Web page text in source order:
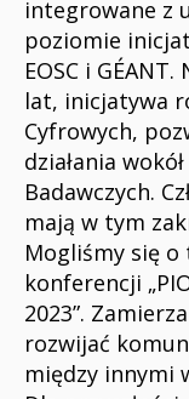
integrowane z
poziomie
EOSC i
lat, inicjatywa
Cyfrowych,
działania
Badawczych.
mają w tym
Mogliśmy się
konferencji
2023”.
rozwijać
między innymi